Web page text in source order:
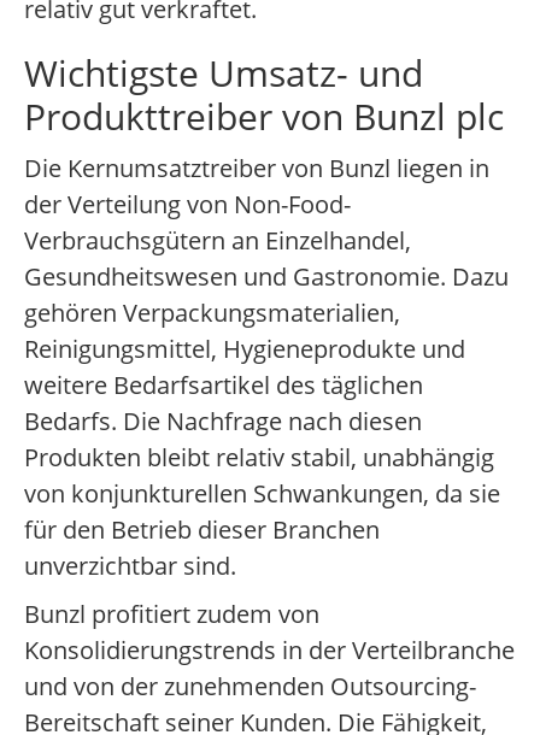
relativ gut verkraftet.
Wichtigste Umsatz- und
Produkttreiber von Bunzl plc
Die Kernumsatztreiber von Bunzl liegen in
der Verteilung von Non-Food-
Verbrauchsgütern an Einzelhandel,
Gesundheitswesen und Gastronomie. Dazu
gehören Verpackungsmaterialien,
Reinigungsmittel, Hygieneprodukte und
weitere Bedarfsartikel des täglichen
Bedarfs. Die Nachfrage nach diesen
Produkten bleibt relativ stabil, unabhängig
von konjunkturellen Schwankungen, da sie
für den Betrieb dieser Branchen
unverzichtbar sind.
Bunzl profitiert zudem von
Konsolidierungstrends in der Verteilbranche
und von der zunehmenden Outsourcing-
Bereitschaft seiner Kunden. Die Fähigkeit,